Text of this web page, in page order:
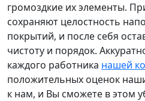
громоздкие их элементы.
сохраняют целостность
покрытий, и после себя
чистоту и порядок.
каждого работника нашей
положительных оценок
к нам, и Вы сможете в этом